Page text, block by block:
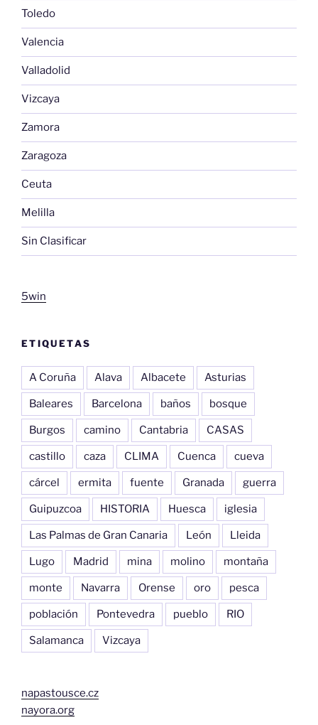
Toledo
Valencia
Valladolid
Vizcaya
Zamora
Zaragoza
Ceuta
Melilla
Sin Clasificar
5win
ETIQUETAS
A Coruña Alava Albacete Asturias
Baleares Barcelona baños bosque
Burgos camino Cantabria CASAS
castillo caza CLIMA Cuenca cueva
cárcel ermita fuente Granada guerra
Guipuzcoa HISTORIA Huesca iglesia
Las Palmas de Gran Canaria León Lleida
Lugo Madrid mina molino montaña
monte Navarra Orense oro pesca
población Pontevedra pueblo RIO
Salamanca Vizcaya
napastousce.cz
nayora.org